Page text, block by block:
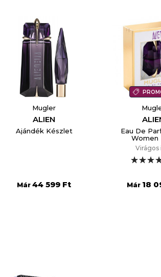
Mugler
ALIEN
Ajándék Készlet
Már 44 599 Ft
Eau De
Women
Virágos
Már 18
×